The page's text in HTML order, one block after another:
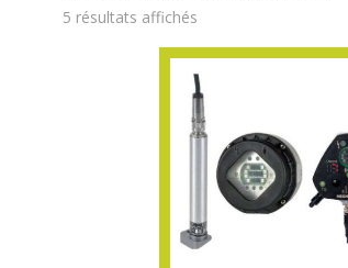
5 résultats affichés